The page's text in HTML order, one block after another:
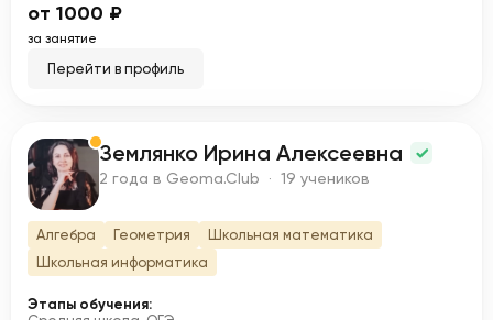
от 1000 ₽
за занятие
Перейти в профиль
З Землянко Ирина Алексеевна
2 года в Geoma.Club · 19 учеников
Алгебра Геометрия
Школьная математика
Школьная информатика
Этапы обучения: